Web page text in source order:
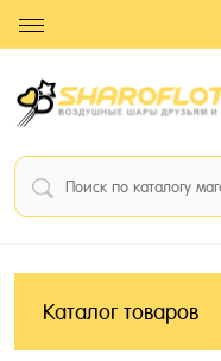
Каталог товаров